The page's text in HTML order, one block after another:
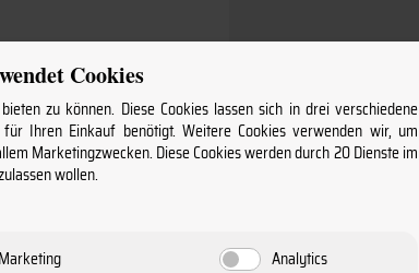
55
/ zzgl.Versand
64,73 € pro l)
Fl. 48,55 €
Cookies
zu können. Diese Cookies lassen sich in drei verschiedene
Ihren Einkauf benötigt. Weitere Cookies verwenden wir, um
Marketingzwecken. Diese Cookies werden durch 20 Dienste im
wollen.
Marketing Analytics